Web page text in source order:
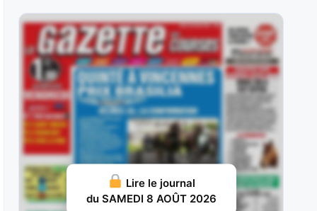
JUIN 22, 2026 18
Secret Wood : Précoce, elle a pris l’accessit
d’honneur d’un Groupe III à
JUIN 21, 2026 15
Anssio : Pris en valeur 41 après un bon début de
carrière,
JUIN 10, 2026 18
Nelliedonado : Elle a effectué tout son début de
carrière sur la
Lire le journal
du SAMEDI 8 AOÛT 2026